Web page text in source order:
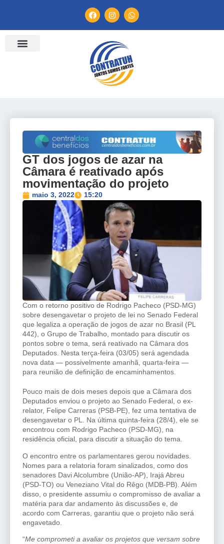
GT dos jogos de azar na
Câmara é reativado após
movimentação do projeto
maio 3, 2022 15:20
Com o retorno positivo de Rodrigo Pacheco (PSD-MG)
sobre desengavetar o projeto de lei no Senado Federal
que legaliza a operação de jogos de azar no Brasil (PL
442), o Grupo de Trabalho, montado para discutir os
pontos sobre o tema, será reativado na Câmara dos
Deputados. Nesta terça-feira (03/05) será agendada
nova data — possivelmente amanhã, quarta-feira —
para reunião de definição de encaminhamentos.
Pouco mais de dois meses depois que a Câmara dos
Deputados enviou o projeto ao Senado Federal, o ex-
relator, Felipe Carreras (PSB-PE), fez uma tentativa de
desengavetar o PL. Na última quinta-feira (28/4), ele se
encontrou com Rodrigo Pacheco (PSD-MG), na
residência oficial, para discutir a situação do tema.
O encontro entre os parlamentares gerou novidades.
Nomes para a relatoria foram sinalizados, como dos
senadores Davi Alcolumbre (União-AP), Irajá Abreu
(PSD-TO) ou Veneziano Vital do Rêgo (MDB-PB). Além
disso, o presidente assumiu o compromisso de avaliar a
matéria para dar andamento às discussões e, de
acordo com Carreras, garantiu que o projeto não será
engavetado.
“Me comprometi a avaliar os projetos que versam sobre